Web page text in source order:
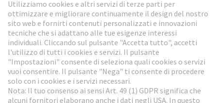
Vai al registrazione
Social Media